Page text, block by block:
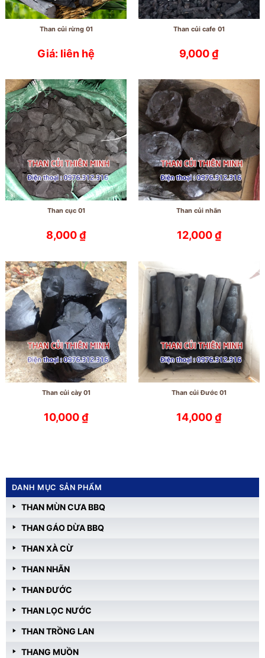
DANH MỤC SẢN PHẨM
THAN MÙN CƯA BBQ
THAN GÁO DỪA BBQ
THAN XÀ CỪ
THAN NHÃN
THAN ĐƯỚC
THAN LỌC NƯỚC
THAN TRỒNG LAN
THANG MUỒN
Than củi rừng 01
Giá: liên hệ
Than củi cafe 01
9,000₫
Than cục 01
8,000₫
Than củi nhãn
12,000₫
Than củi cày 01
10,000₫
Than củi Đước 01
14,000₫